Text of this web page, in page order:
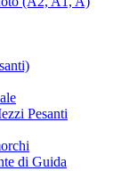
Pesanti
di Guida